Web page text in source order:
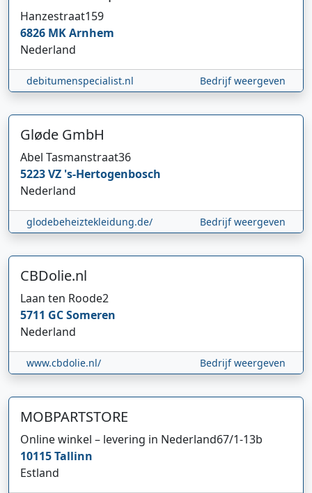
Hanzestraat159
6826 MKArnhem
Nederland
debitumenspecialist.nl Bedrijf weergeven
Gløde GmbH
Abel Tasmanstraat36
5223 VZ 's-Hertogenbosch
Nederland
glodebeheiztekleidung.de/ Bedrijf weergeven
CBDolie.nl
Laan ten Roode2
5711 GCSomeren
Nederland
www.cbdolie.nl/ Bedrijf weergeven
MOBPARTSTORE
Online winkel – levering in Nederland67/1-13b
10115Tallinn
Estland